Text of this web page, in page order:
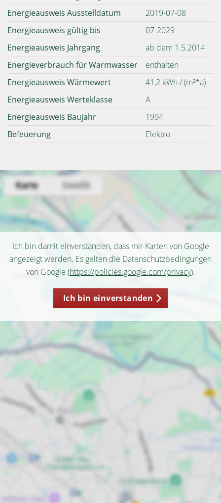
Energieausweis Ausstelldatum
2019-07-08
Energieausweis gültig bis
07-2029
Energieausweis Jahrgang
ab dem 1.5.2014
Energieverbrauch für Warmwasser
enthalten
Energieausweis Wärmewert
41,2 kWh / (m²*a)
Energieausweis Werteklasse
A
Energieausweis Baujahr
1994
Befeuerung
Elektro
Ich bin damit einverstanden, dass mir Karten von Google
angezeigt werden. Es gelten die Datenschutzbedingungen
von Google (https://policies.google.com/privacy).
Ich bin einverstanden